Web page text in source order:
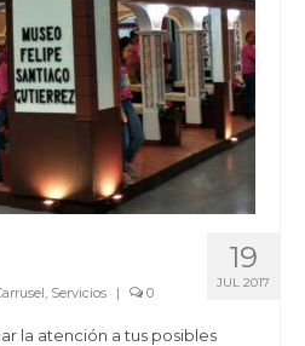
19
JUL 2017
, Servicios | 0
la atención a tus posibles